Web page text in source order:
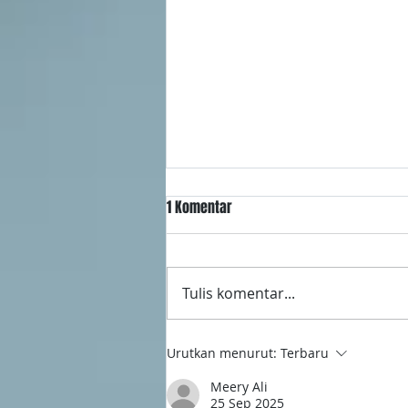
Atasi Hiperkolesterolemia di
Ammarai
1 Komentar
Tulis komentar...
Urutkan menurut: Terbaru
Meery Ali
25 Sep 2025